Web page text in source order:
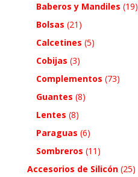
Baberos y Mandiles (19)
Bolsas (21)
Calcetines (5)
Cobijas (3)
Complementos (73)
Guantes (8)
Lentes (8)
Paraguas (6)
Sombreros (11)
Accesorios de Silicón (25)